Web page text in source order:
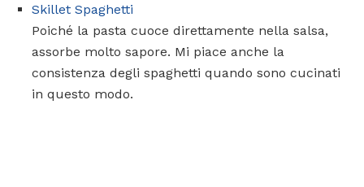
Skillet Spaghetti
Poiché la pasta cuoce direttamente nella salsa,
assorbe molto sapore. Mi piace anche la
consistenza degli spaghetti quando sono cucinati
in questo modo.